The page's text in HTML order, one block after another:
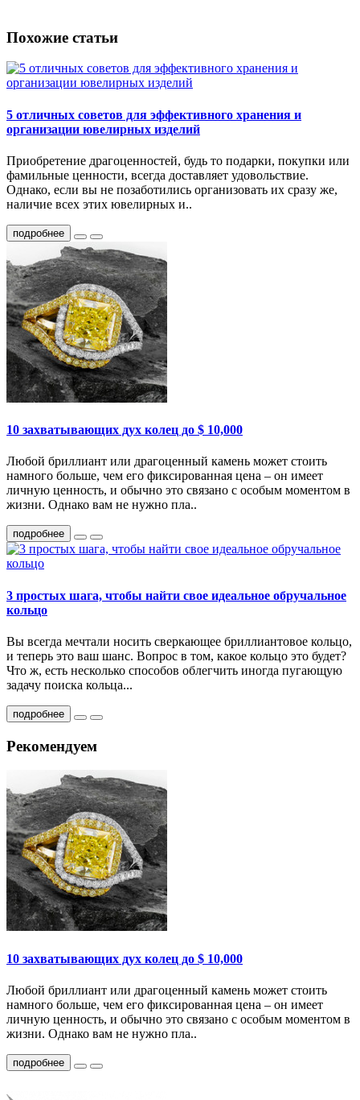
Похожие статьи
5 отличных советов для эффективного хранения и
организации ювелирных изделий
Приобретение драгоценностей, будь то подарки, покупки или
фамильные ценности, всегда доставляет удовольствие.
Однако, если вы не позаботились организовать их сразу же,
наличие всех этих ювелирных и..
подробнее
10 захватывающих дух колец до $ 10,000
Любой бриллиант или драгоценный камень может стоить
намного больше, чем его фиксированная цена – он имеет
личную ценность, и обычно это связано с особым моментом в
жизни. Однако вам не нужно пла..
подробнее
3 простых шага, чтобы найти свое идеальное обручальное
кольцо
Вы всегда мечтали носить сверкающее бриллиантовое кольцо,
и теперь это ваш шанс. Вопрос в том, какое кольцо это будет?
Что ж, есть несколько способов облегчить иногда пугающую
задачу поиcка кольца...
подробнее
Рекомендуем
10 захватывающих дух колец до $ 10,000
Любой бриллиант или драгоценный камень может стоить
намного больше, чем его фиксированная цена – он имеет
личную ценность, и обычно это связано с особым моментом в
жизни. Однако вам не нужно пла..
подробнее